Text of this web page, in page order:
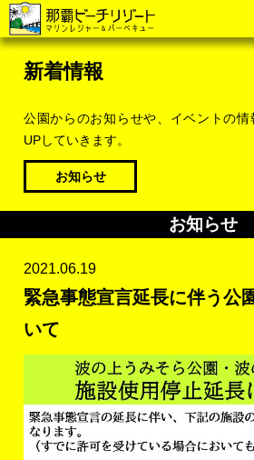
新着情報
公園からのお知らせや、イベントの
UPしていきます。
お知らせ
お知らせ
2021.06.19
緊急事態宣言延長に伴う公
いて